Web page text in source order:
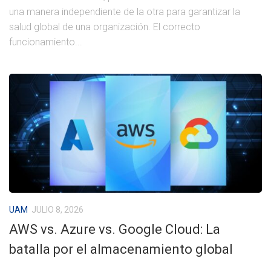
una manera independiente de la otra para garantizar la
salud global de una organización. El correcto
funcionamiento...
UAM JULIO 8, 2026
AWS vs. Azure vs. Google Cloud: La
batalla por el almacenamiento global